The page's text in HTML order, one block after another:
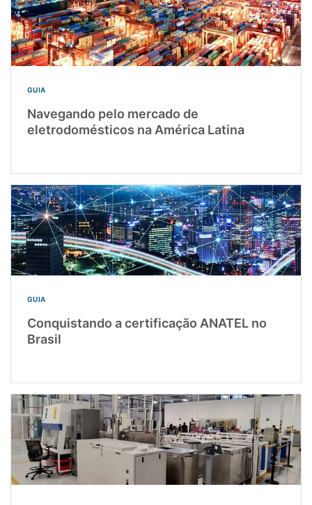
GUIA
Navegando pelo mercado de
eletrodomésticos na América Latina
GUIA
Conquistando a certificação ANATEL no
Brasil